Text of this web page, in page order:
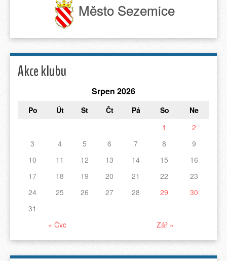
Město Sezemice
Akce klubu
Srpen 2026
Po Út St Čt Pá So
Ne
1
2
3
4 5 6 7 8
9
10
11 12 13 14 15
16
17
18 19 20 21 22
23
24
25 26 27 28 29
30
31
« Čvc
Zář »